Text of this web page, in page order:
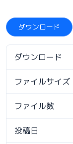
ダウンロード
ダウンロード
ファイルサイズ
ファイル数
投稿日